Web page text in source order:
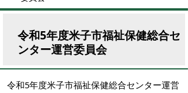
令和5年度米子市福祉保健総合セ
ンター運営委員会
令和5年度米子市福祉保健総合センター運営